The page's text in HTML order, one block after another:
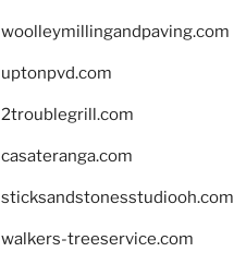
woolleymillingandpaving.com
uptonpvd.com
2troublegrill.com
casateranga.com
sticksandstonesstudiooh.com
walkers-treeservice.com